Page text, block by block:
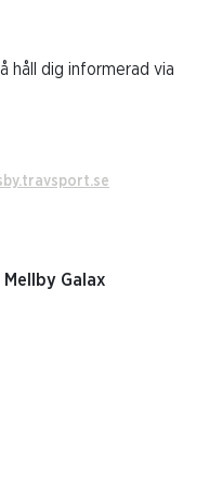
håll dig informerad via
Galax